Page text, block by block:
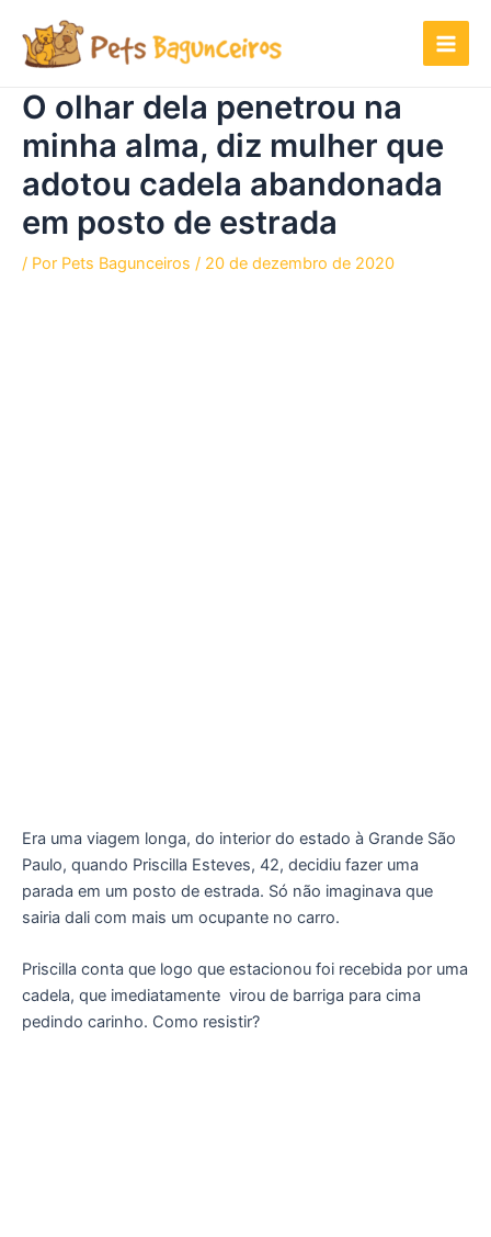
para
conteúdo
O olhar dela penetrou na
minha alma, diz mulher que
adotou cadela abandonada
em posto de estrada
/ Por Pets Bagunceiros / 20 de dezembro de 2020
Era uma viagem longa, do interior do estado à Grande São
Paulo, quando Priscilla Esteves, 42, decidiu fazer uma
parada em um posto de estrada. Só não imaginava que
sairia dali com mais um ocupante no carro.
Priscilla conta que logo que estacionou foi recebida por uma
cadela, que imediatamente virou de barriga para cima
pedindo carinho. Como resistir?